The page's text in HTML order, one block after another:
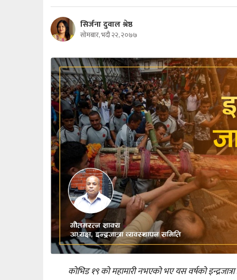
सिर्जना दुवाल श्रेष्ठ
सोमबार, भदौ २२, २०७७
कोभिड १९ को महामारी नभएको भए यस वर्षको